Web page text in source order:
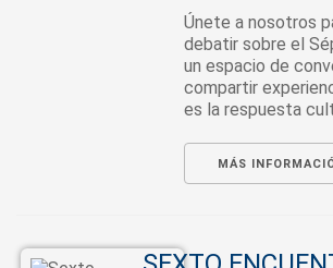
Únete a nosotros
debatir sobre el
un espacio de
compartir
es la respuesta
MÁS